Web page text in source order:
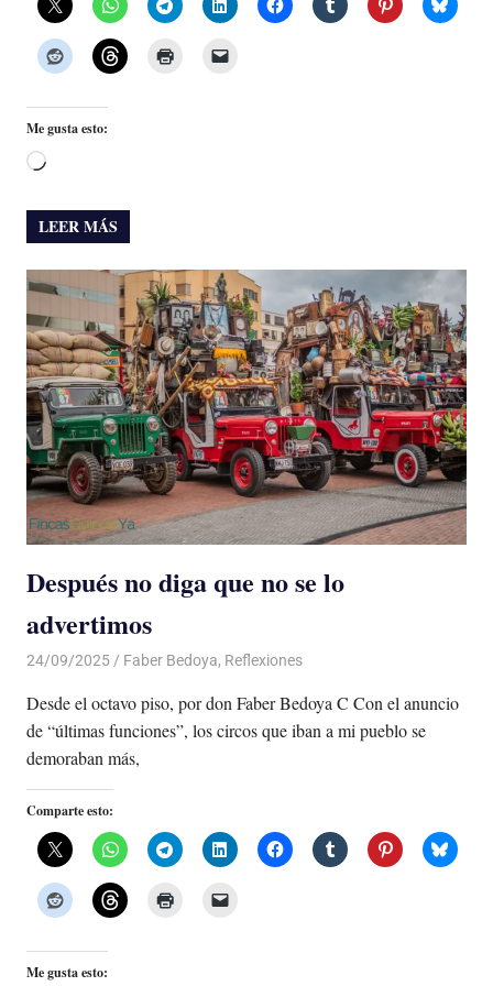
Me gusta esto:
Cargando...
LEER MÁS
Después no diga que no se lo
advertimos
24/09/2025 De todo un Poco
Faber Bedoya, Reflexiones
Desde el octavo piso, por don Faber Bedoya C Con el anuncio
de “últimas funciones”, los circos que iban a mi pueblo se
demoraban más,
Comparte esto:
Me gusta esto: